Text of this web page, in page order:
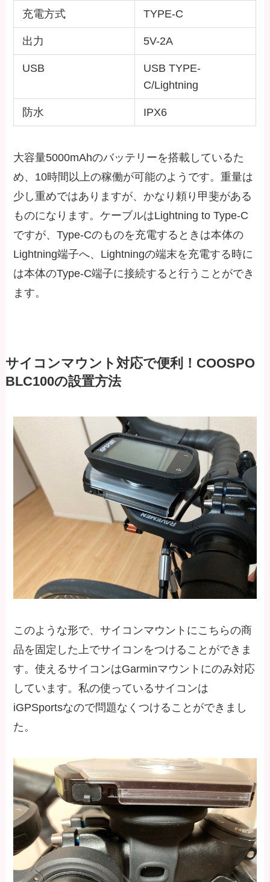
充電方式 TYPE-C
出力 5V-2A
USB
USB TYPE-
C/Lightning
防水 IPX6
大容量5000mAhのバッテリーを搭載しているた
め、10時間以上の稼働が可能のようです。重量は
少し重めではありますが、かなり頼り甲斐がある
ものになります。ケーブルはLightning to Type-C
ですが、Type-Cのものを充電するときは本体の
Lightning端子へ、Lightningの端末を充電する時に
は本体のType-C端子に接続すると行うことができ
ます。
サイコンマウント対応で便利！COOSPO
BLC100の設置方法
このような形で、サイコンマウントにこちらの商
品を固定した上でサイコンをつけることができま
す。使えるサイコンはGarminマウントにのみ対応
しています。私の使っているサイコンは
iGPSportsなので問題なくつけることができまし
た。